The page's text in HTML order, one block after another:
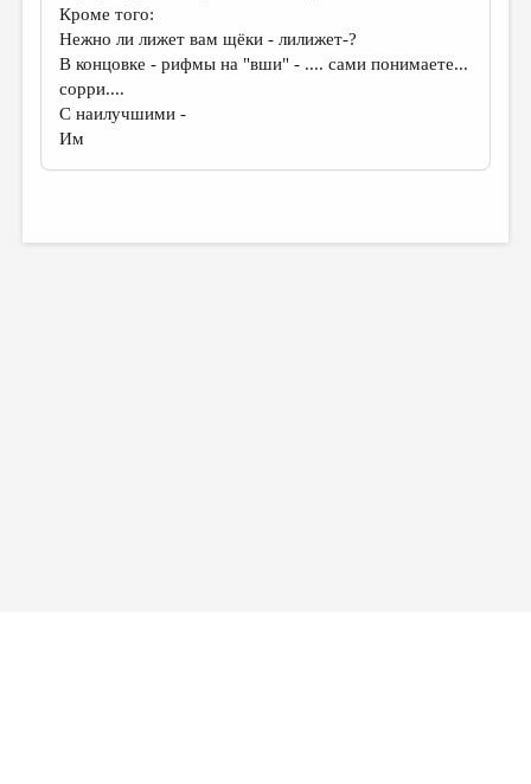
ТРЕДИАКОВСКИЙ
МЕДИА
ВКОНТАКТЕ
Кроме того:
Нежно ли лижет вам щёки - лилижет-?
В концовке - рифмы на "вши" - .... сами понимаете...
сорри....
С наилучшими -
Им